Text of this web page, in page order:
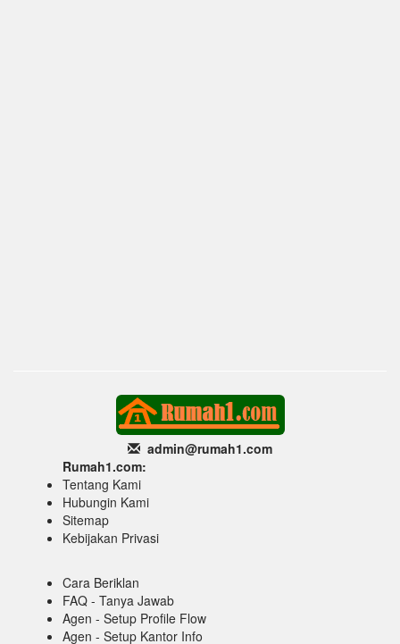
admin@rumah1.com
Rumah1.com:
Tentang Kami
Hubungin Kami
Sitemap
Kebijakan Privasi
Cara Beriklan
FAQ - Tanya Jawab
Agen - Setup Profile Flow
Agen - Setup Kantor Info